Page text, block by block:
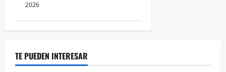
2026
TE PUEDEN INTERESAR